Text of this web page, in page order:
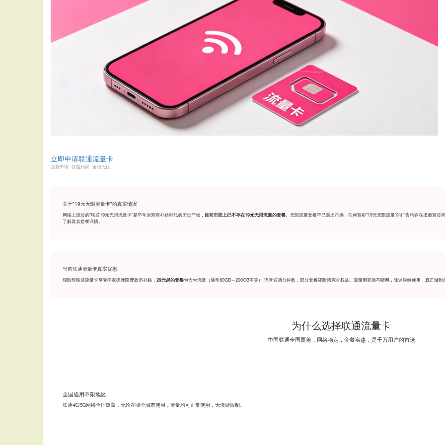
立即申请联通流量卡
免费申请 · 快递到家 · 全程无忧
关于"19元无限流量卡"的真实情况
网络上流传的"联通19元无限流量卡"是早年运营商补贴时代的历史产物， 目前市面上已不存在19元无限流量的套餐。无限流量套餐早已退出市场，任何宣称"19元无限流量"的广告均存在虚假宣
了解真实套餐详情。
当前联通流量卡真实优惠
现阶段联通流量卡享受国家提速降费政策补贴， 29元起的套餐包含大流量（通常60GB～200GB不等） 语音通话分钟数，部分套餐还附赠宽带权益。流量用完后不断网，降速继续使用，真正做到
为什么选择联通流量卡
中国联通全国覆盖，网络稳定，套餐实惠，是千万用户的首选
全国通用不限地区
联通4G/5G网络全国覆盖，无论在哪个城市使用，流量均可正常使用，无漫游限制。